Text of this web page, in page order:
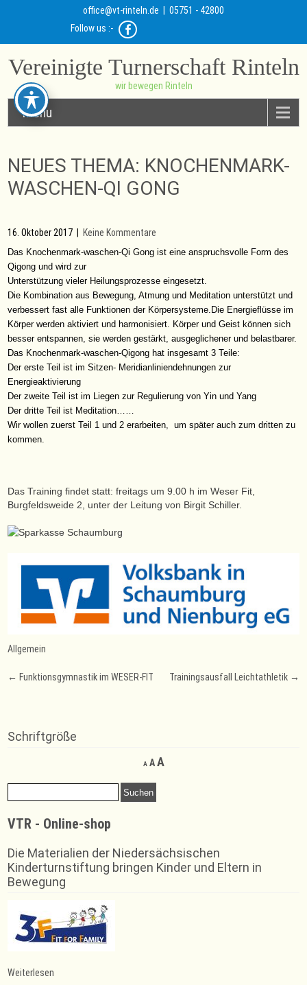
office@vt-rinteln.de | 05751 - 42800
Follow us :-
Vereinigte Turnerschaft Rinteln
wir bewegen Rinteln
Menu
NEUES THEMA: KNOCHENMARK-
WASCHEN-QI GONG
16. Oktober 2017 Keine Kommentare
Das Knochenmark-waschen-Qi Gong ist eine anspruchsvolle Form des
Qigong und wird zur
Unterstützung vieler Heilungsprozesse eingesetzt.
Die Kombination aus Bewegung, Atmung und Meditation unterstützt und
verbessert fast alle Funktionen der Körpersysteme.Die Energieflüsse im
Körper werden aktiviert und harmonisiert. Körper und Geist können sich
besser entspannen, sie werden gestärkt, ausgeglichener und belastbarer.
Das Knochenmark-waschen-Qigong hat insgesamt 3 Teile:
Der erste Teil ist im Sitzen- Meridianliniendehnungen zur
Energieaktivierung
Der zweite Teil ist im Liegen zur Regulierung von Yin und Yang
Der dritte Teil ist Meditation……
Wir wollen zuerst Teil 1 und 2 erarbeiten, um später auch zum dritten zu
kommen.
Das Training findet statt: freitags um 9.00 h im Weser Fit,
Burgfeldsweide 2, unter der Leitung von Birgit Schiller.
Allgemein
Post
← Funktionsgymnastik im WESER-FIT Trainingsausfall Leichtathletik →
Schriftgröße
A
Decrease
font
AReset
size.
AIncrease
Suchen
nach:
VTR - Online-shop
Die Materialien der Niedersächsischen
Kinderturnstiftung bringen Kinder und Eltern in
Bewegung
Weiterlesen